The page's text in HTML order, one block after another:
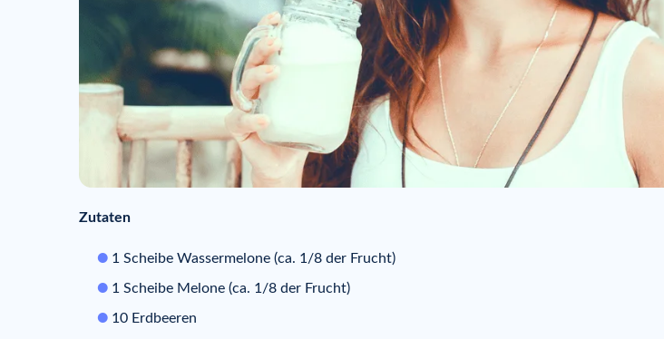
Zutaten
1 Scheibe Wassermelone (ca. 1/8 der Frucht)
1 Scheibe Melone (ca. 1/8 der Frucht)
10 Erdbeeren